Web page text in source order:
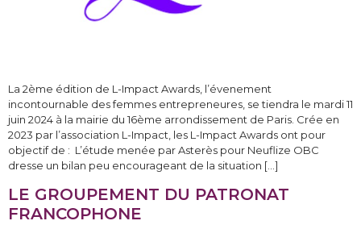
La 2ème édition de L-Impact Awards, l’évenement
incontournable des femmes entrepreneures, se tiendra le mardi 11
juin 2024 à la mairie du 16ème arrondissement de Paris. Crée en
2023 par l’association L-Impact, les L-Impact Awards ont pour
objectif de : L’étude menée par Asterès pour Neuflize OBC
dresse un bilan peu encourageant de la situation […]
LE GROUPEMENT DU PATRONAT
FRANCOPHONE